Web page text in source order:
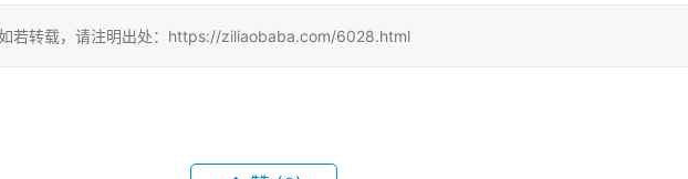
若转载，请注明出处：https://ziliaobaba.com/6028.html